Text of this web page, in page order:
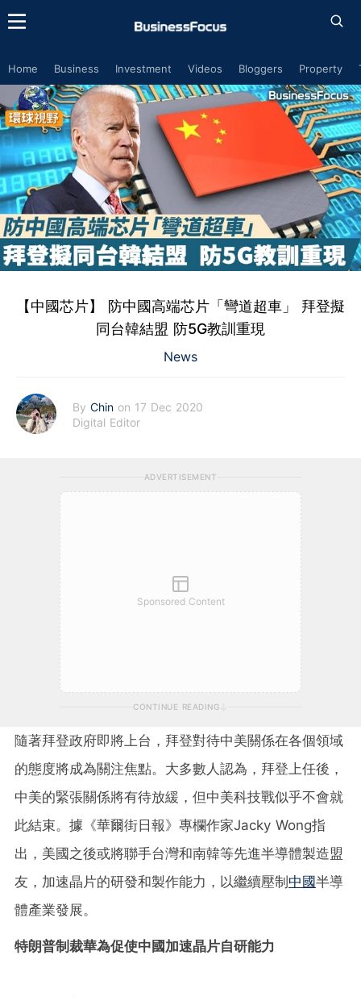
Home Business Investment Videos Bloggers Property
【中國芯片】 防中國高端芯片「彎道超車」 拜登擬
同台韓結盟 防5G教訓重現
News
By Chin on 17 Dec 2020
Digital Editor
ADVERTISEMENT
Sponsored Content
CONTINUE READING
隨著拜登政府即將上台，拜登對待中美關係在各個領域
的態度將成為關注焦點。大多數人認為，拜登上任後，
中美的緊張關係將有待放緩，但中美科技戰似乎不會就
此結束。據《華爾街日報》專欄作家Jacky Wong指
出，美國之後或將聯手台灣和南韓等先進半導體製造盟
友，加速晶片的研發和製作能力，以繼續壓制中國半導
體產業發展。
特朗普制裁華為促使中國加速晶片自研能力